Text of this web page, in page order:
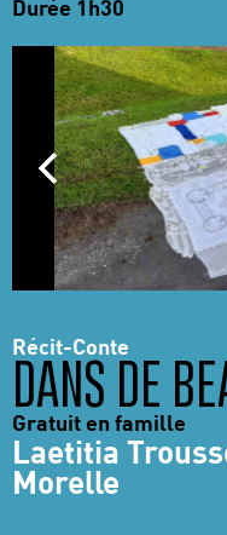
Durée 1h30
Récit-Conte
DANS DE
Gratuit en famille
Laetitia
Morelle